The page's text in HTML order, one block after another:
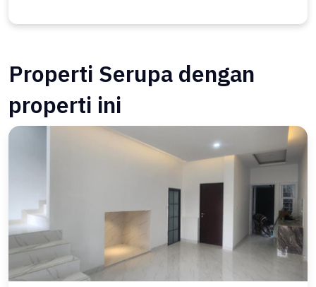
Properti Serupa dengan
properti ini